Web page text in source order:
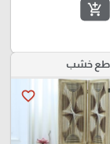
add_shopping_cart
خشب
favorite_border